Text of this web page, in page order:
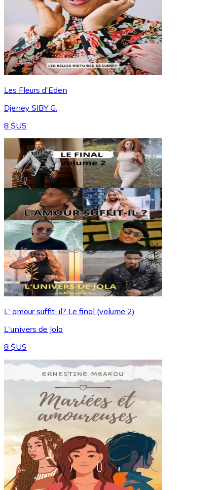
Les Fleurs d'Eden
Djeney SIBY G.
8 $US
L' amour suffit-il? Le final (volume 2)
L'univers de Jola
8 $US